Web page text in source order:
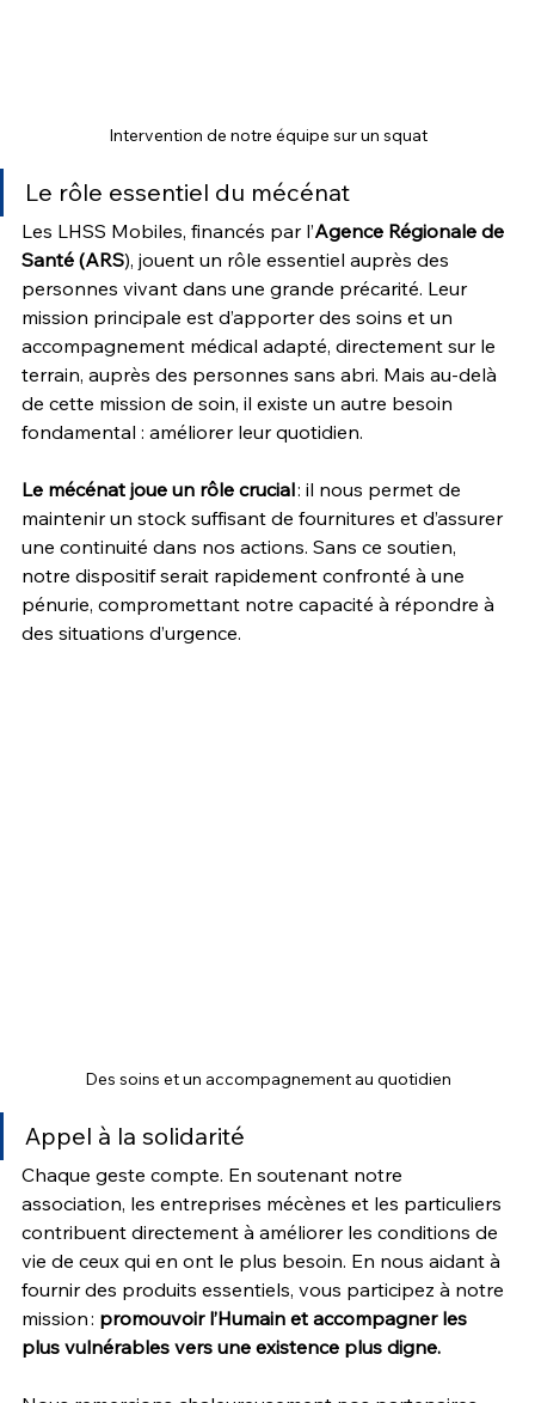
Intervention de notre équipe sur un squat
Le rôle essentiel du mécénat
Les LHSS Mobiles, financés par l’Agence Régionale de
Santé (ARS), jouent un rôle essentiel auprès des
personnes vivant dans une grande précarité. Leur
mission principale est d’apporter des soins et un
accompagnement médical adapté, directement sur le
terrain, auprès des personnes sans abri. Mais au-delà
de cette mission de soin, il existe un autre besoin
fondamental : améliorer leur quotidien.
Le mécénat joue un rôle crucial : il nous permet de
maintenir un stock suffisant de fournitures et d’assurer
une continuité dans nos actions. Sans ce soutien,
notre dispositif serait rapidement confronté à une
pénurie, compromettant notre capacité à répondre à
des situations d’urgence.
Des soins et un accompagnement au quotidien
Appel à la solidarité
Chaque geste compte. En soutenant notre
association, les entreprises mécènes et les particuliers
contribuent directement à améliorer les conditions de
vie de ceux qui en ont le plus besoin. En nous aidant à
fournir des produits essentiels, vous participez à notre
mission : promouvoir l’Humain et accompagner les
plus vulnérables vers une existence plus digne.